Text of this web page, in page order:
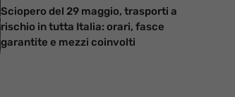
Sciopero del 29 maggio, trasporti a
rischio in tutta Italia: orari, fasce
garantite e mezzi coinvolti